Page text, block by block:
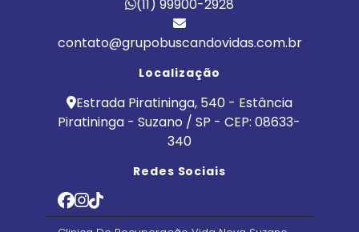
(11) 99900-2928
contato@grupobuscandovidas.com.br
Localização
Estrada Piratininga, 540 - Estância
Piratininga - Suzano / SP - CEP: 08633-
340
Redes Sociais